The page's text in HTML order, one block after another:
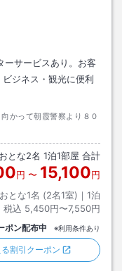
ーサービスあり。お客
ジネス・観光に便利
かって朝霞警察より８０
おとな2名 1泊1部屋 合計
円 〜 15,100円
おとな1名 (2名1室)｜ 1泊
税込 5,450円〜7,550円
ポン配布中 ※利用条件あり
割引クーポン